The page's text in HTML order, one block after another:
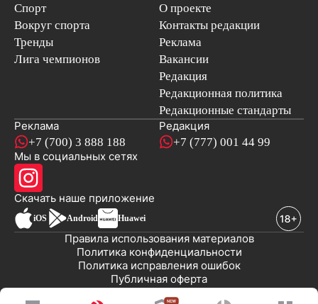
Спорт
Вокруг спорта
Тренды
Лига чемпионов
О проекте
Контакты редакции
Реклама
Вакансии
Редакция
Редакционная политика
Редакционные стандарты
Реклама
+7 (700) 3 888 188
Редакция
+7 (777) 001 44 99
Мы в социальных сетях
Скачать наше приложениеновостей
iOS Android Huawei
Публичная оферта
Политика исправления ошибок
Политика конфиденциальности
Правила использования материалов